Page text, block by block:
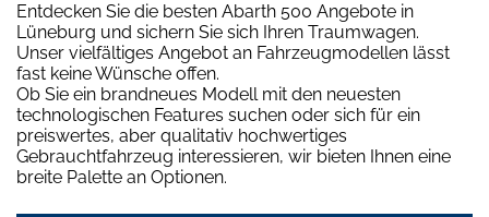
Entdecken Sie die besten Abarth 500 Angebote in
Lüneburg und sichern Sie sich Ihren Traumwagen.
Unser vielfältiges Angebot an Fahrzeugmodellen lässt
fast keine Wünsche offen.
Ob Sie ein brandneues Modell mit den neuesten
technologischen Features suchen oder sich für ein
preiswertes, aber qualitativ hochwertiges
Gebrauchtfahrzeug interessieren, wir bieten Ihnen eine
breite Palette an Optionen.